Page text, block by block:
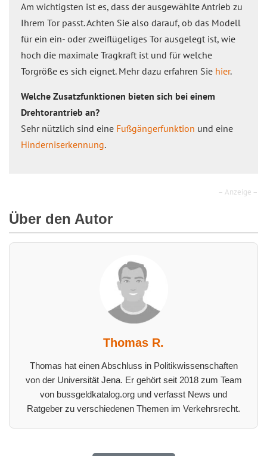
Am wichtigsten ist es, dass der ausgewählte Antrieb zu
Ihrem Tor passt. Achten Sie also darauf, ob das Modell
für ein ein- oder zweiflügeliges Tor ausgelegt ist, wie
hoch die maximale Tragkraft ist und für welche
Torgröße es sich eignet. Mehr dazu erfahren Sie hier.
Welche Zusatzfunktionen bieten sich bei einem
Drehtorantrieb an?
Sehr nützlich sind eine Fußgängerfunktion und eine
Hinderniserkennung.
– Anzeige –
Über den Autor
Thomas R.
Thomas hat einen Abschluss in Politikwissenschaften
von der Universität Jena. Er gehört seit 2018 zum Team
von bussgeldkatalog.org und verfasst News und
Ratgeber zu verschiedenen Themen im Verkehrsrecht.